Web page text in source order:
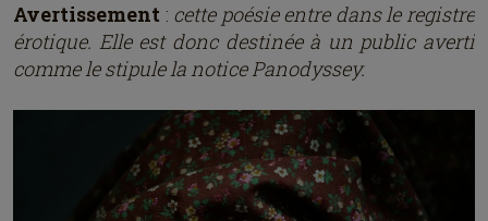
Avertissement : cette poésie entre dans le registre
érotique. Elle est donc destinée à un public averti
comme le stipule la notice Panodyssey.